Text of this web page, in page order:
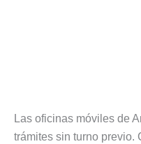
Las oficinas móviles de
trámites sin turno previo.